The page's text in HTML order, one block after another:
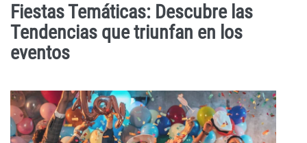
Fiestas Temáticas: Descubre las
Tendencias que triunfan en los
eventos